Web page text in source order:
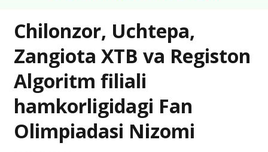
Chilonzor, Uchtepa,
Zangiota XTB va Registon
Algoritm filiali
hamkorligidagi Fan
Olimpiadasi Nizomi